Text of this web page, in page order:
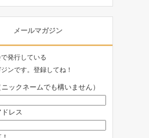
メールマガジン
発行している
ンです。登録してね！
ックネームでも構いません）
ドレス